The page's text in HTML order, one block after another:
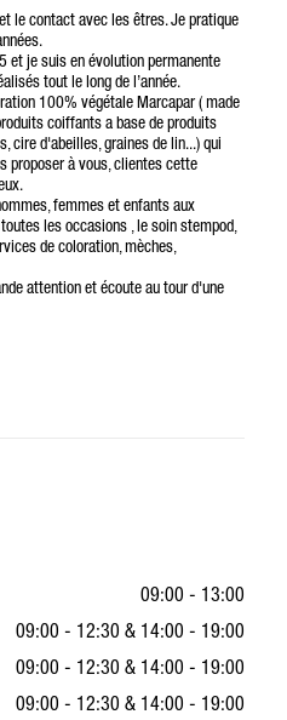
le contact avec les êtres. Je pratique
et je suis en évolution permanente
tout le long de l’année.
100% végétale Marcapar ( made
coiffants a base de produits
cire d'abeilles, graines de lin...) qui
proposer à vous, clientes cette
femmes et enfants aux
les occasions , le soin stempod,
de coloration, mèches,
attention et écoute au tour d'une
09:00 - 13:00
09:00 - 12:30 & 14:00 - 19:00
09:00 - 12:30 & 14:00 - 19:00
09:00 - 12:30 & 14:00 - 19:00